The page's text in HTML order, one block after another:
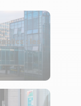
: les